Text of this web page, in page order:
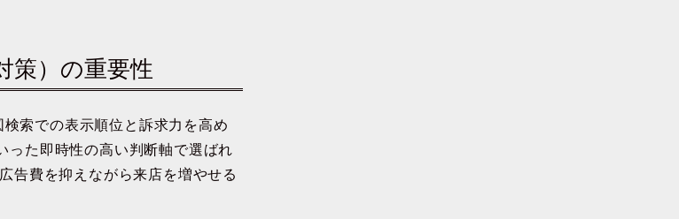
策）の重要性
索での表示順位と訴求力を高め
った即時性の高い判断軸で選ばれ
告費を抑えながら来店を増やせる